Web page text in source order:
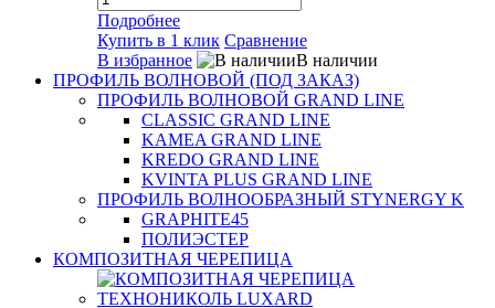
Подробнее
Купить в 1 клик Сравнение
В избранное
В наличии
ПРОФИЛЬ ВОЛНОВОЙ (ПОД ЗАКАЗ)
ПРОФИЛЬ ВОЛНОВОЙ GRAND LINE
CLASSIC GRAND LINE
KAMEA GRAND LINE
KREDO GRAND LINE
KVINTA PLUS GRAND LINE
ПРОФИЛЬ ВОЛНООБРАЗНЫЙ STYNERGY K
GRAPHITE45
ПОЛИЭСТЕР
КОМПОЗИТНАЯ ЧЕРЕПИЦА